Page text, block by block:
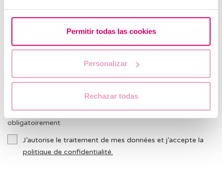
Permitir todas las cookies
Personalizar
Rechazar todas
obligatoirement.
J’autorise le traitement de mes données et j’accepte la
politique de confidentialité.